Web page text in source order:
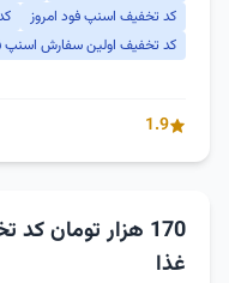
کد تخفیف اسنپ فود امروز
کد تخفیف اولین سفارش اسنپ
1.9
170 هزار تومان
غذا